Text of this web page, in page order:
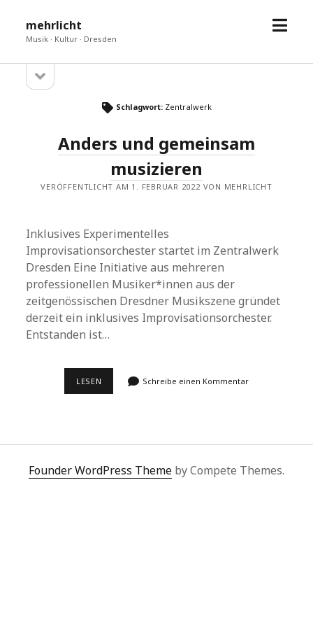
mehrlicht
Musik · Kultur · Dresden
Menü
Sidebar
öffnen
Schlagwort: Zentralwerk
Anders und gemeinsam
musizieren
VERÖFFENTLICHT AM 1. FEBRUAR 2022 VON MEHRLICHT
Inklusives Experimentelles
Improvisationsorchester startet im Zentralwerk
Dresden Eine Initiative aus mehreren
professionellen Musiker*innen aus der
zeitgenössischen Dresdner Musikszene gründet
derzeit ein inklusives Improvisationsorchester.
Entstanden ist…
LESEN ANDERS
Schreibe einen Kommentar
Founder WordPress Theme by Compete Themes.